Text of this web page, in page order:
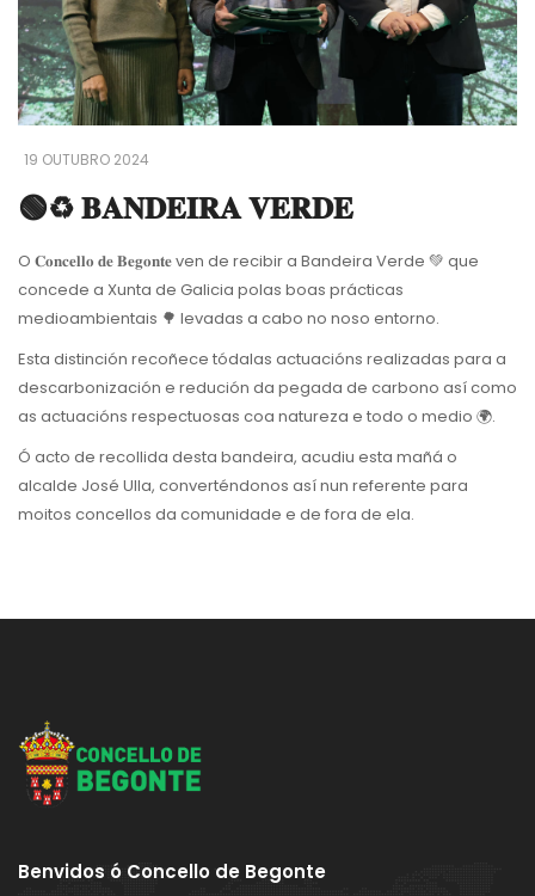
19 OUTUBRO 2024
🟢♻️ 𝐁𝐀𝐍𝐃𝐄𝐈𝐑𝐀 𝐕𝐄𝐑𝐃𝐄
O 𝐂𝐨𝐧𝐜𝐞𝐥𝐥𝐨 𝐝𝐞 𝐁𝐞𝐠𝐨𝐧𝐭𝐞 ven de recibir a Bandeira Verde 💚 que
concede a Xunta de Galicia polas boas prácticas
medioambientais 🌳 levadas a cabo no noso entorno.
Esta distinción recoñece tódalas actuacións realizadas para a
descarbonización e redución da pegada de carbono así como
as actuacións respectuosas coa natureza e todo o medio 🌍.
Ó acto de recollida desta bandeira, acudiu esta mañá o
alcalde José Ulla, converténdonos así nun referente para
moitos concellos da comunidade e de fora de ela.
Benvidos ó Concello de Begonte